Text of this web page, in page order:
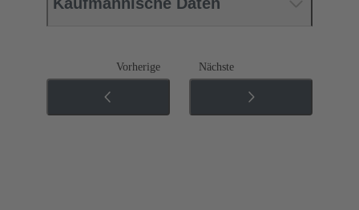
Kaufmännische Daten
Vorherige Nächste